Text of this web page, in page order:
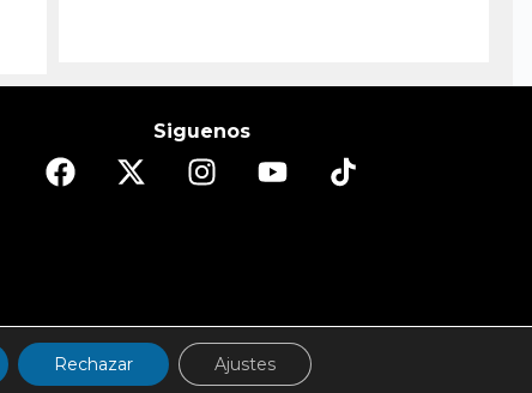
Siguenos
Rechazar Ajustes